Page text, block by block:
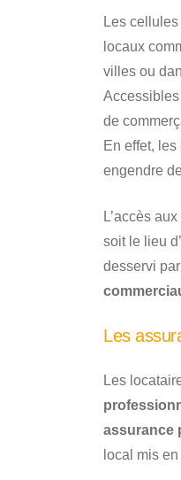
Les
locaux
villes ou
de
En effet,
engendre
L’accès
soit le lieu
desservi
Les
Les
assurance
local mis